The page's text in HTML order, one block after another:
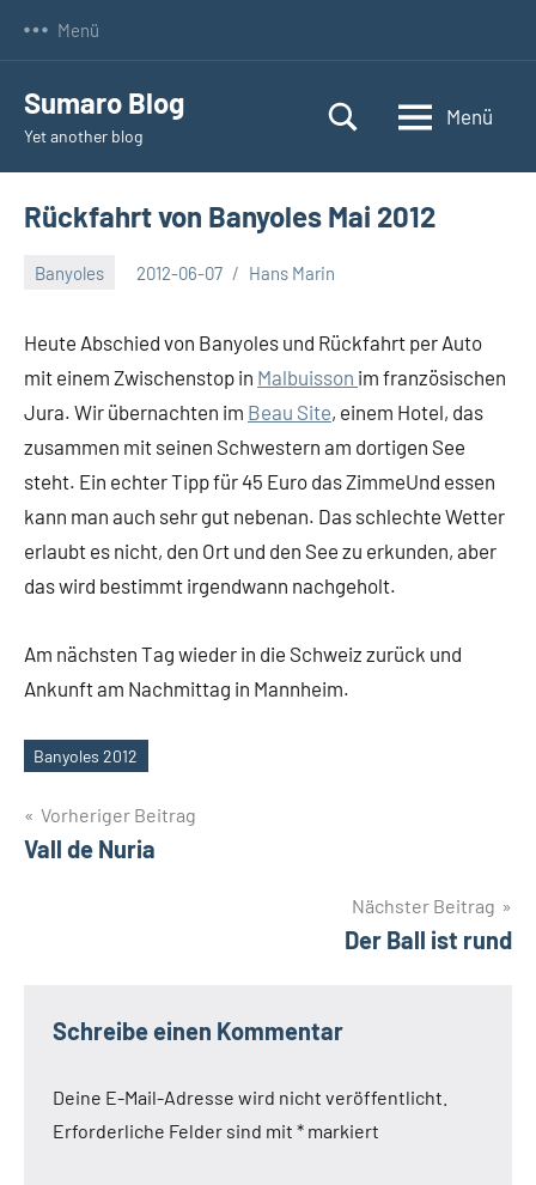
Menü
Sumaro Blog
Yet another blog
Menü
Rückfahrt von Banyoles Mai 2012
Banyoles 2012-06-07 Hans Marin
Keine
Heute Abschied von Banyoles und Rückfahrt per Auto
mit einem Zwischenstop in Malbuisson im französischen
Jura. Wir übernachten im Beau Site, einem Hotel, das
zusammen mit seinen Schwestern am dortigen See
steht. Ein echter Tipp für 45 Euro das ZimmeUnd essen
kann man auch sehr gut nebenan. Das schlechte Wetter
erlaubt es nicht, den Ort und den See zu erkunden, aber
das wird bestimmt irgendwann nachgeholt.
Am nächsten Tag wieder in die Schweiz zurück und
Ankunft am Nachmittag in Mannheim.
Schlagwörter
Banyoles 2012
Beitragsnavigation
Vorheriger Beitrag
Vall de Nuria
Nächster Beitrag
Der Ball ist rund
Schreibe einen Kommentar
Deine E-Mail-Adresse wird nicht veröffentlicht.
Erforderliche Felder sind mit * markiert